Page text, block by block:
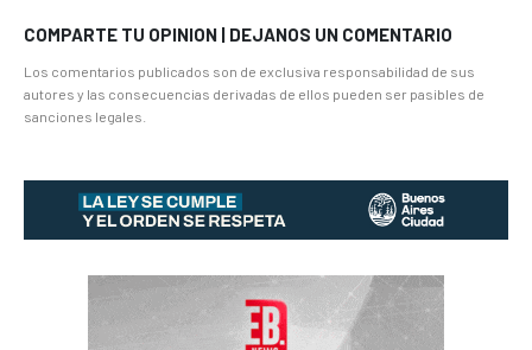
COMPARTE TU OPINION | DEJANOS UN COMENTARIO
Los comentarios publicados son de exclusiva responsabilidad de sus
autores y las consecuencias derivadas de ellos pueden ser pasibles de
sanciones legales.